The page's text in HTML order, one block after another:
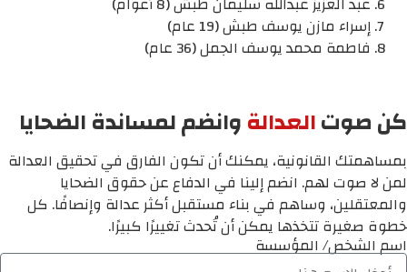
إسراء مازن يوسف طبش (19 عام)
فاطمة محمد يوسف الجمل (36 عام)
كن صوتالعدالةوانضم لمساندة الضحايا
بمساهمتك القانونية، يمكنك أن تكون الفارق في تحقيق العدالة
لمن لا صوت لهم. انضم إلينا في الدفاع عن حقوق الضحايا
والمعتقلين، وساهم في بناء مستقبل أكثر عدالة وإنصافًا. كل
خطوة صغيرة تتخذها يمكن أن تُحدث تغييرًا كبيرًا.
اسم الشخص/ المؤسسة